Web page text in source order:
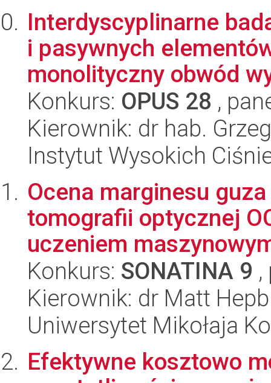
Interdyscyplinarne
i pasywnych
monolityczny obwód
Konkurs: OPUS 28 ,
Kierownik: dr hab.
Instytut Wysokich
Ocena marginesu
tomografii optycznej
uczeniem
Konkurs: SONATINA 9
Kierownik: dr Matt
Uniwersytet Mikołaja
Efektywne kosztowo